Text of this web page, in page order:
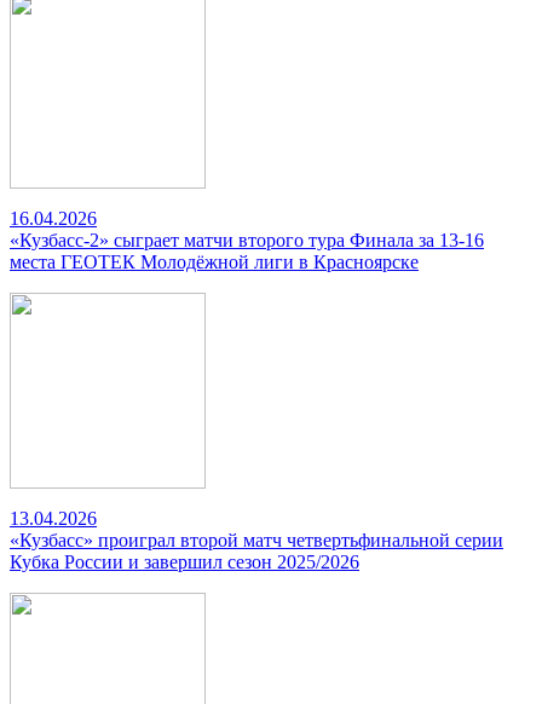
16.04.2026
«Кузбасс-2» сыграет матчи второго тура Финала за 13-16
места ГЕОТЕК Молодёжной лиги в Красноярске
13.04.2026
«Кузбасс» проиграл второй матч четвертьфинальной серии
Кубка России и завершил сезон 2025/2026